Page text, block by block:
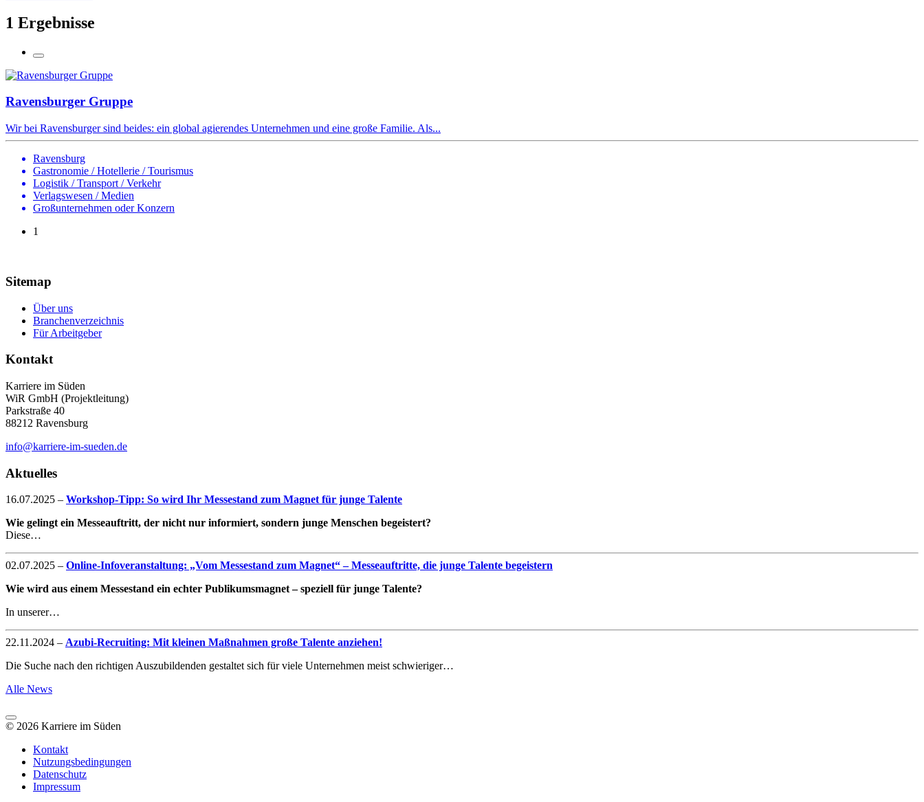
1 Ergebnisse
Ravensburger Gruppe
Wir bei Ravensburger sind beides: ein global agierendes Unternehmen und eine große Familie. Als...
Ravensburg
Gastronomie / Hotellerie / Tourismus
Logistik / Transport / Verkehr
Verlagswesen / Medien
Großunternehmen oder Konzern
1
Sitemap
Über uns
Branchenverzeichnis
Für Arbeitgeber
Kontakt
Karriere im Süden
WiR GmbH (Projektleitung)
Parkstraße 40
88212 Ravensburg
info@karriere-im-sueden.de
Aktuelles
16.07.2025 – Workshop-Tipp: So wird Ihr Messestand zum Magnet für junge Talente
Wie gelingt ein Messeauftritt, der nicht nur informiert, sondern junge Menschen begeistert?
Diese…
02.07.2025 – Online-Infoveranstaltung: „Vom Messestand zum Magnet“ – Messeauftritte, die junge Talente begeistern
Wie wird aus einem Messestand ein echter Publikumsmagnet – speziell für junge Talente?
In unserer…
22.11.2024 – Azubi-Recruiting: Mit kleinen Maßnahmen große Talente anziehen!
Die Suche nach den richtigen Auszubildenden gestaltet sich für viele Unternehmen meist schwieriger…
Alle News
© 2026 Karriere im Süden
Kontakt
Nutzungsbedingungen
Datenschutz
Impressum